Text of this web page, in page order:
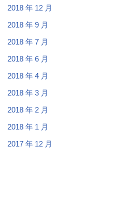
2018 年 12 月
2018 年 9 月
2018 年 7 月
2018 年 6 月
2018 年 4 月
2018 年 3 月
2018 年 2 月
2018 年 1 月
2017 年 12 月